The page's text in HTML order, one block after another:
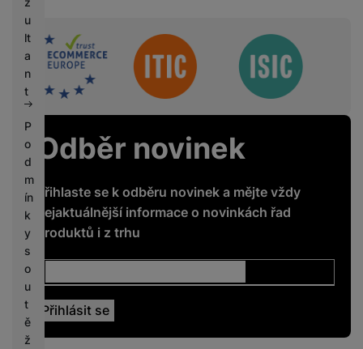
u
lt
a
n
t
P
o
d
m
ín
k
y
s
o
u
t
ě
ž
Sdružení
Odběr novinek
Přihlaste se k odběru novinek a mějte vždy
nejaktuálnější informace o novinkách řad
produktů i z trhu